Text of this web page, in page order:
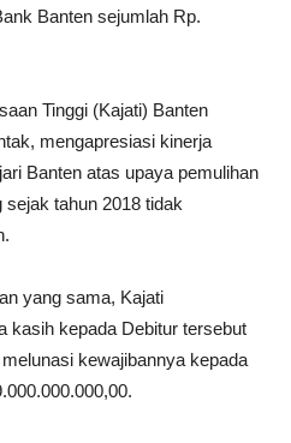
Banten sejumlah Rp.
Tinggi (Kajati) Banten
mengapresiasi kinerja
Banten atas upaya pemulihan
tahun 2018 tidak
yang sama, Kajati
kasih kepada Debitur tersebut
kewajibannya kepada